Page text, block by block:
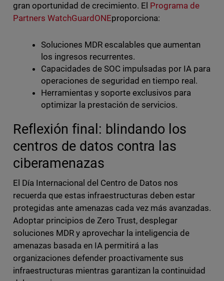
gran oportunidad de crecimiento. El Programa de
Partners WatchGuardONEproporciona:
Soluciones MDR escalables que aumentan
los ingresos recurrentes.
Capacidades de SOC impulsadas por IA para
operaciones de seguridad en tiempo real.
Herramientas y soporte exclusivos para
optimizar la prestación de servicios.
Reflexión final: blindando los
centros de datos contra las
ciberamenazas
El Día Internacional del Centro de Datos nos
recuerda que estas infraestructuras deben estar
protegidas ante amenazas cada vez más avanzadas.
Adoptar principios de Zero Trust, desplegar
soluciones MDR y aprovechar la inteligencia de
amenazas basada en IA permitirá a las
organizaciones defender proactivamente sus
infraestructuras mientras garantizan la continuidad